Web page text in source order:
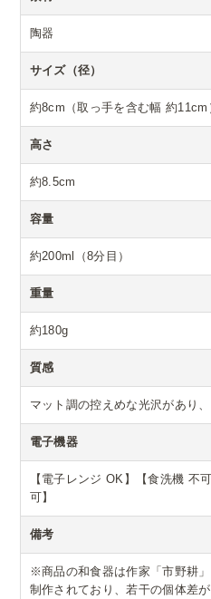
陶器
サイズ（径）
約8cm（取っ手を含む幅 約11cm
高さ
約8.5cm
容量
約200ml（8分目）
重量
約180g
質感
マット調の控えめな光沢があり
電子機器
【電子レンジ OK】【食洗機 不
可】
備考
※商品の和食器は作家「市野耕
制作されており、若干の個体差